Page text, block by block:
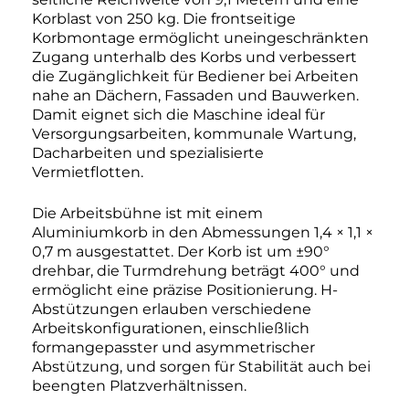
Korblast von 250 kg. Die frontseitige
Korbmontage ermöglicht uneingeschränkten
Zugang unterhalb des Korbs und verbessert
die Zugänglichkeit für Bediener bei Arbeiten
nahe an Dächern, Fassaden und Bauwerken.
Damit eignet sich die Maschine ideal für
Versorgungsarbeiten, kommunale Wartung,
Dacharbeiten und spezialisierte
Vermietflotten.
Die Arbeitsbühne ist mit einem
Aluminiumkorb in den Abmessungen 1,4 × 1,1 ×
0,7 m ausgestattet. Der Korb ist um ±90°
drehbar, die Turmdrehung beträgt 400° und
ermöglicht eine präzise Positionierung. H-
Abstützungen erlauben verschiedene
Arbeitskonfigurationen, einschließlich
formangepasster und asymmetrischer
Abstützung, und sorgen für Stabilität auch bei
beengten Platzverhältnissen.